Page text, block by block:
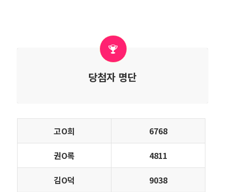
당첨자 명단
고Ο희 6768
권Ο록 4811
김Ο덕 9038